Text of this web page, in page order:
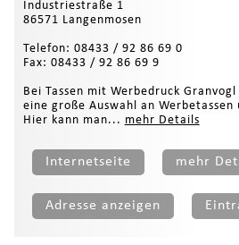
Industriestraße 1
86571 Langenmosen
Telefon: 08433 / 92 86 69 0
Fax: 08433 / 92 86 69 9
Bei Tassen mit Werbedruck
eine große Auswahl an Werbetassen
Hier kann man... mehr Details
Internetseite mehr
Adresse anzeigen